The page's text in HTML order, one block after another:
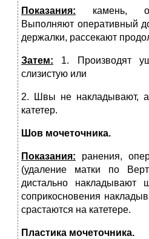
Показания:
камень,
Выполняют оперативный
держалки, рассекают
Затем:
1. Производят
слизистую или
2. Швы не накладывают, а
катетер.
Шов мочеточника.
Показания:
ранения,
(удаление матки по
дистально накладывают
соприкосновения
срастаются на катетере.
Пластика мочеточника.